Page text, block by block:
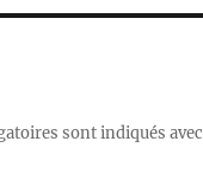
sont indiqués avec